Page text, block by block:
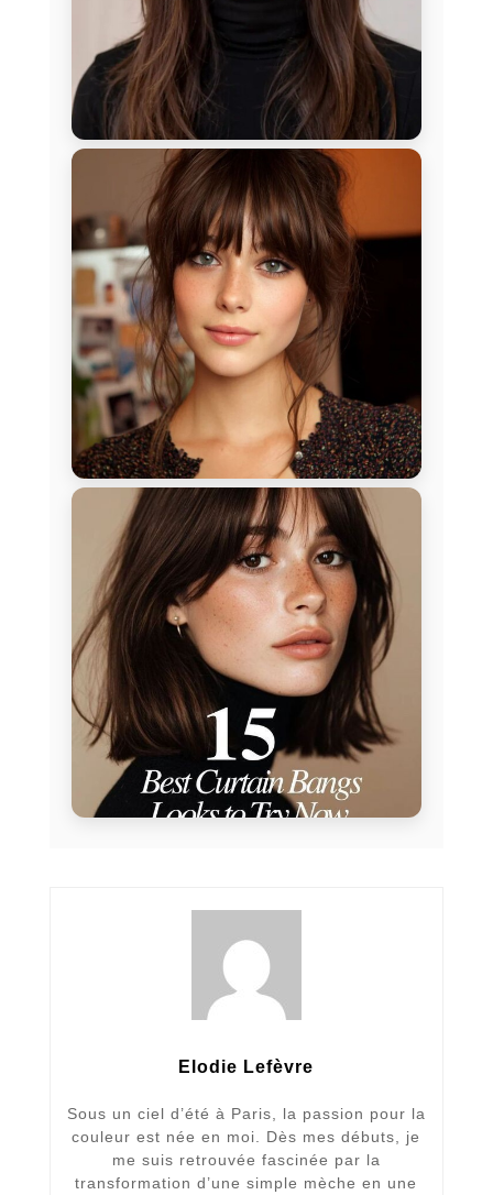
Elodie Lefèvre
Sous un ciel d’été à Paris, la passion pour la
couleur est née en moi. Dès mes débuts, je
me suis retrouvée fascinée par la
transformation d’une simple mèche en une